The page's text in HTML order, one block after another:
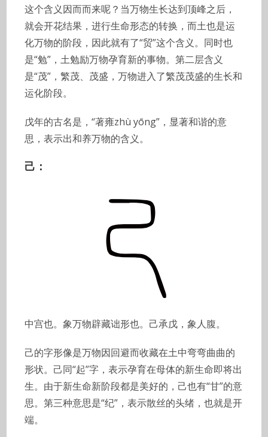
这个含义因而而来呢？当万物生长达到顶峰之后，
就会开花结果，进行生命形态的转换，而土也是运
化万物的阶段，因此就有了“贸”这个含义。同时也
是“勉”，土勉励万物孕育新的事物。第二层含义
是“茂”，繁茂、茂盛，万物进入了繁茂茂盛的生长和
运化阶段。
戊年的古名是，“著雍zhù yōng”，显著和谐的意
思，表示出和养万物的含义。
己：
中宫也。象万物辟藏诎形也。己承戊，象人腹。
己的字形像是万物因回避而收藏在土中弯弯曲曲的
形状。己同“起”字，表示孕育在母体的新生命即将出
生。由于新生命新阶段都是美好的，己也有“甘”的意
思。第三种意思是“纪”，表示散丝的头绪，也就是开
端。